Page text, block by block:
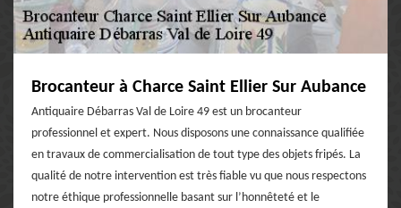
Brocanteur à Charce Saint Ellier Sur Aubance
Antiquaire Débarras Val de Loire 49 est un brocanteur
professionnel et expert. Nous disposons une connaissance qualifiée
en travaux de commercialisation de tout type des objets fripés. La
qualité de notre intervention est très fiable vu que nous respectons
notre éthique professionnelle basant sur l’honnêteté et le